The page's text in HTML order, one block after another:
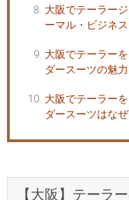
大阪でテーラー
ーマル・ビジネ
大阪でテーラー
ダースーツの魅
大阪でテーラー
ダースーツはな
【大阪】テーラ